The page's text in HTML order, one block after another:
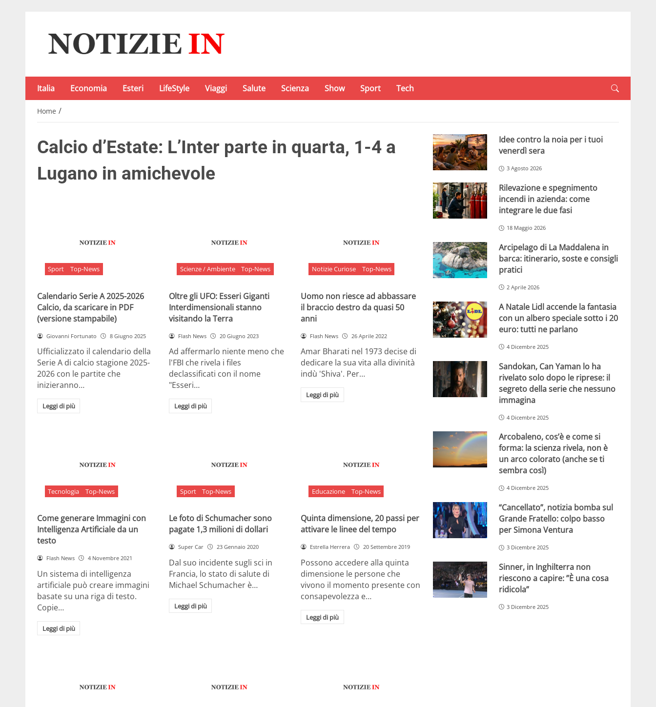
Italia Economia Esteri LifeStyle Viaggi Salute Scienza Show Sport Tech
Home /
Calcio d’Estate: L’Inter parte in quarta, 1-4 a
Lugano in amichevole
Sport Top-News
Calendario Serie A 2025-2026
Calcio, da scaricare in PDF
(versione stampabile)
Giovanni Fortunato 8 Giugno 2025
Ufficializzato il calendario della
Serie A di calcio stagione 2025-
2026 con le partite che
inizieranno…
Leggi di più
Scienze / Ambiente Top-News
Oltre gli UFO: Esseri Giganti
Interdimensionali stanno
visitando la Terra
Flash News 20 Giugno 2023
Ad affermarlo niente meno che
l'FBI che rivela i files
declassificati con il nome
"Esseri…
Leggi di più
Notizie Curiose Top-News
Uomo non riesce ad abbassare
il braccio destro da quasi 50
anni
Flash News 26 Aprile 2022
Amar Bharati nel 1973 decise di
dedicare la sua vita alla divinità
indù 'Shiva'. Per…
Leggi di più
Tecnologia Top-News
Come generare Immagini con
Intelligenza Artificiale da un
testo
Flash News 4 Novembre 2021
Un sistema di intelligenza
artificiale può creare immagini
basate su una riga di testo.
Copie…
Leggi di più
Sport Top-News
Le foto di Schumacher sono
pagate 1,3 milioni di dollari
Super Car 23 Gennaio 2020
Dal suo incidente sugli sci in
Francia, lo stato di salute di
Michael Schumacher è…
Leggi di più
Educazione Top-News
Quinta dimensione, 20 passi per
attivare le linee del tempo
Estrella Herrera 20 Settembre 2019
Possono accedere alla quinta
dimensione le persone che
vivono il momento presente con
consapevolezza e…
Leggi di più
Idee contro la noia per i tuoi
venerdì sera
3 Agosto 2026
Rilevazione e spegnimento
incendi in azienda: come
integrare le due fasi
18 Maggio 2026
Arcipelago di La Maddalena in
barca: itinerario, soste e consigli
pratici
2 Aprile 2026
A Natale Lidl accende la fantasia
con un albero speciale sotto i 20
euro: tutti ne parlano
4 Dicembre 2025
Sandokan, Can Yaman lo ha
rivelato solo dopo le riprese: il
segreto della serie che nessuno
immagina
4 Dicembre 2025
Arcobaleno, cos’è e come si
forma: la scienza rivela, non è
un arco colorato (anche se ti
sembra così)
4 Dicembre 2025
“Cancellato”, notizia bomba sul
Grande Fratello: colpo basso
per Simona Ventura
3 Dicembre 2025
Sinner, in Inghilterra non
riescono a capire: ”È una cosa
ridicola”
3 Dicembre 2025